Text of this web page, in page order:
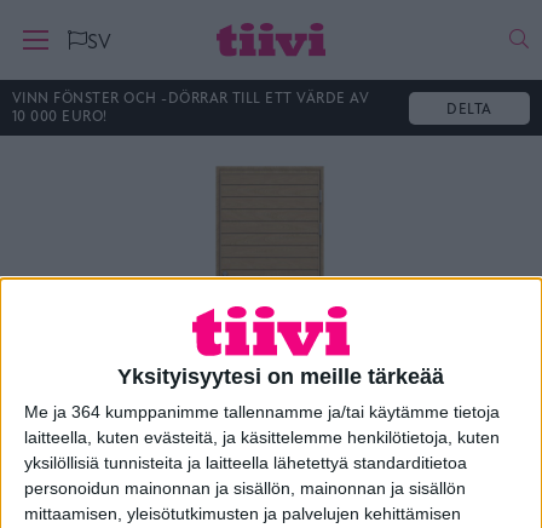
Yksityisyytesi on meille tärkeää
Me ja 364 kumppanimme tallennamme ja/tai käytämme tietoja
laitteella, kuten evästeitä, ja käsittelemme henkilötietoja, kuten
yksilöllisiä tunnisteita ja laitteella lähetettyä standarditietoa
personoidun mainonnan ja sisällön, mainonnan ja sisällön
mittaamisen, yleisötutkimusten ja palvelujen kehittämisen
SV Hae
VINN FÖNSTER OCH -DÖRRAR TILL ETT VÄRDE AV
10 000 EURO!
DELTA
Puuovi 4